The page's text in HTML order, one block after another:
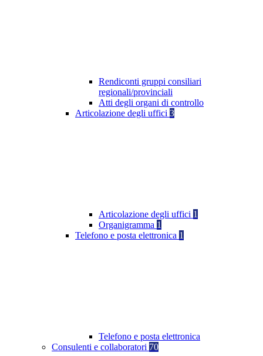
Rendiconti gruppi consiliari
regionali/provinciali
Atti degli organi di controllo
Articolazione degli uffici 3
Articolazione degli uffici 1
Organigramma 1
Telefono e posta elettronica 1
Telefono e posta elettronica
Consulenti e collaboratori 70